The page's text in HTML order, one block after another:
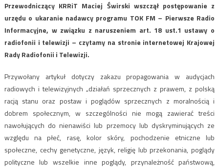
Przewodniczący KRRiT Maciej Świrski wszczął postępowanie z
urzędu o ukaranie nadawcy programu TOK FM – Pierwsze Radio
Informacyjne, w związku z naruszeniem art. 18 ust.1 ustawy o
radiofonii i telewizji – czytamy na stronie internetowej Krajowej
Rady Radiofonii i Telewizji.
Przywołany artykuł dotyczy zakazu propagowania w audycjach
radiowych i telewizyjnych „działań sprzecznych z prawem, z polską
racją stanu oraz postaw i poglądów sprzecznych z moralnością i
dobrem społecznym, w szczególności nie mogą zawierać treści
nawołujących do nienawiści lub przemocy lub dyskryminujących ze
względu na płeć, rasę, kolor skóry, pochodzenie etniczne lub
społeczne, cechy genetyczne, język, religię lub przekonania, poglądy
polityczne lub wszelkie inne poglądy, przynależność państwową,